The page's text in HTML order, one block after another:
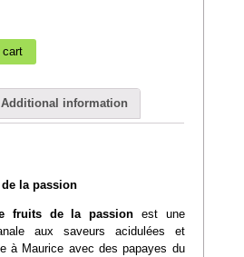
cart
Additional information
la passion
fruits de la passion est une
aux saveurs acidulées et
à Maurice avec des papayes du